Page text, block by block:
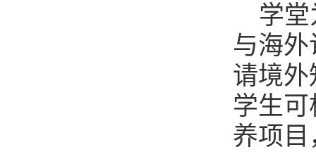
学
与海
请境
学生
养项